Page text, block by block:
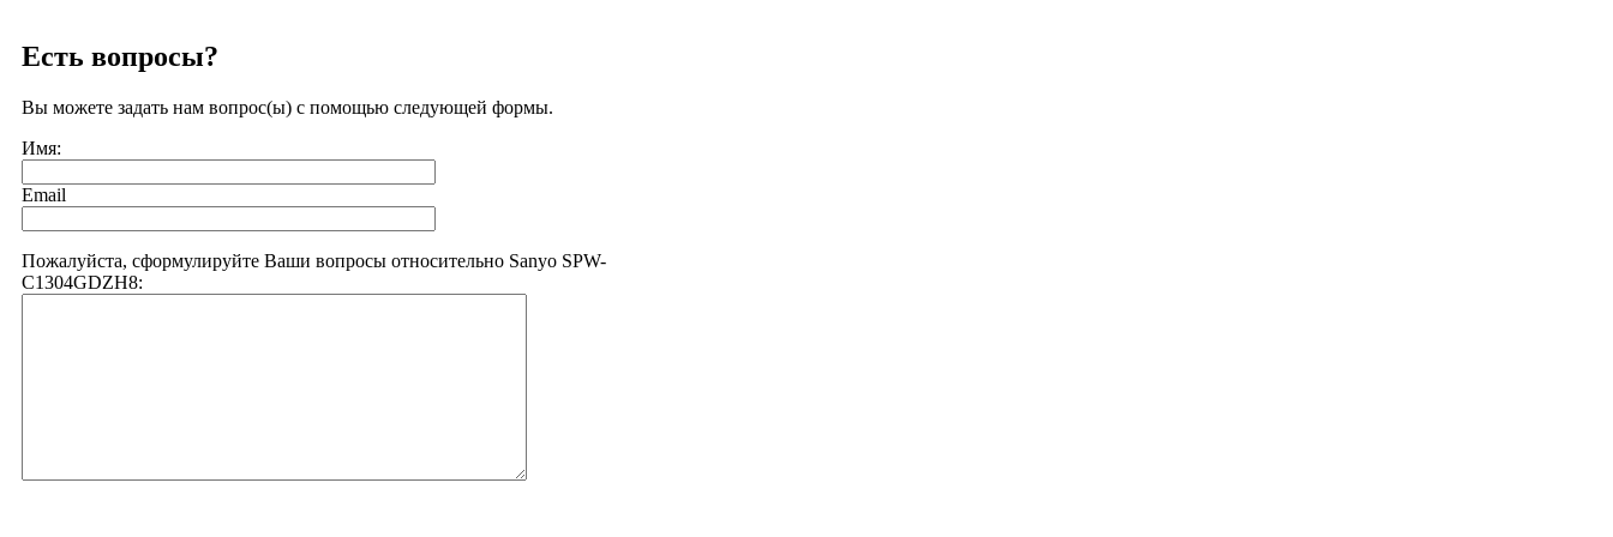
Есть вопросы?
Вы можете задать нам вопрос(ы) с помощью следующей формы.
Имя:
Email
Пожалуйста, сформулируйте Ваши вопросы относительно Sanyo SPW-
C1304GDZH8: